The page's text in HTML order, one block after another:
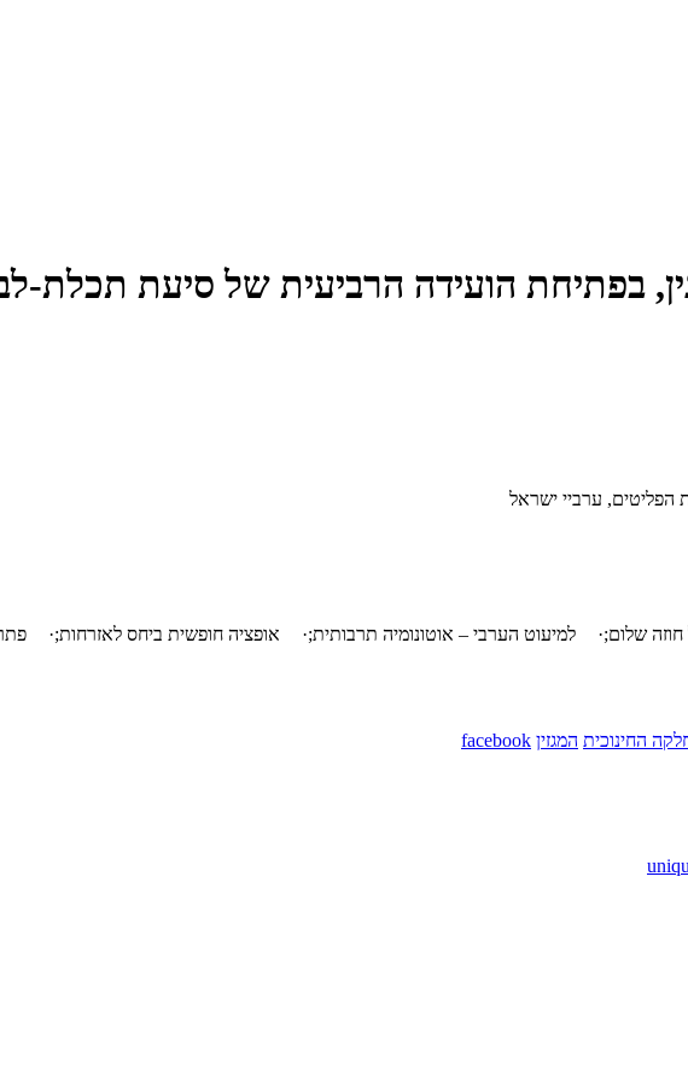
בפתיחת הועידה הרביעית של סיעת תכלת-
הפליטים, ערביי ישראל
שלום;· למיעוט הערבי – אוטונומיה תרבותית;· אופציה חופשית ביחס לאזרחות;·
החינוכית המגזין facebook